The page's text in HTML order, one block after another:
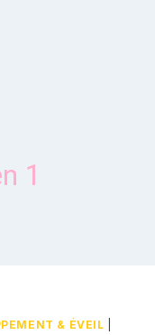
1
& ÉVEIL